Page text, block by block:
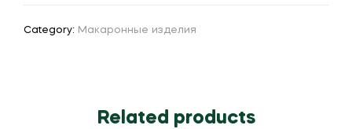
Category: Макаронные изделия
Related products